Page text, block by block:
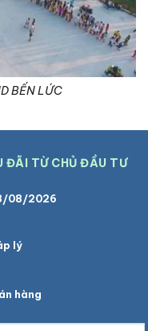
BẾN LỨC
ĐÃI TỪ CHỦ ĐẦU TƯ
08/2026
lý
hàng